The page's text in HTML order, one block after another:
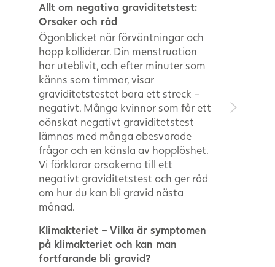
Allt om negativa graviditetstest:
Orsaker och råd
Ögonblicket när förväntningar och
hopp kolliderar. Din menstruation
har uteblivit, och efter minuter som
känns som timmar, visar
graviditetstestet bara ett streck –
negativt. Många kvinnor som får ett
oönskat negativt graviditetstest
lämnas med många obesvarade
frågor och en känsla av hopplöshet.
Vi förklarar orsakerna till ett
negativt graviditetstest och ger råd
om hur du kan bli gravid nästa
månad.
Klimakteriet – Vilka är symptomen
på klimakteriet och kan man
fortfarande bli gravid?